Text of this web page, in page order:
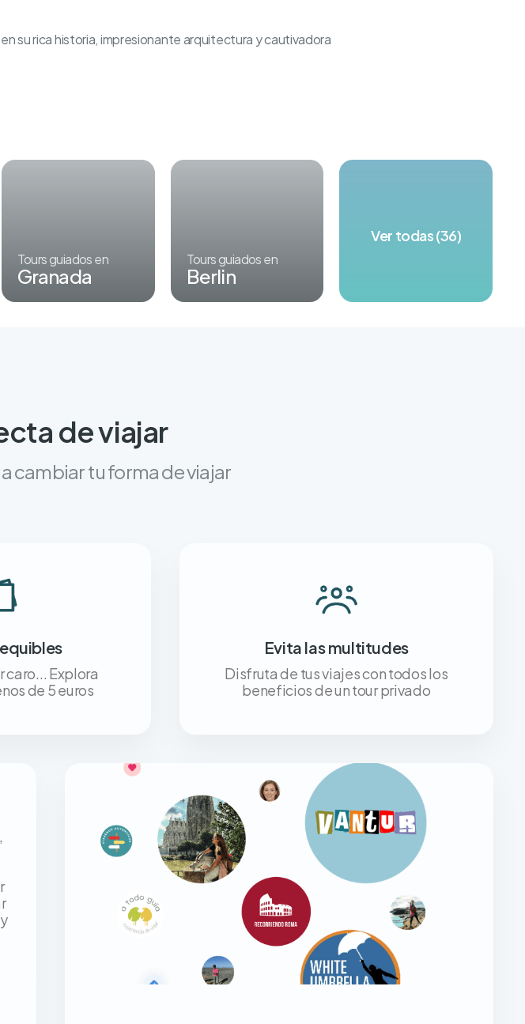
su rica historia, impresionante arquitectura y cautivadora
Tours guiados en
Granada
Tours guiados en
Berlin
Ver todas (36)
de viajar
cambiar tu forma de viajar
caro... Explora
de 5 euros
Evita las multitudes
Disfruta de tus viajes con todos los
beneficios de un tour privado